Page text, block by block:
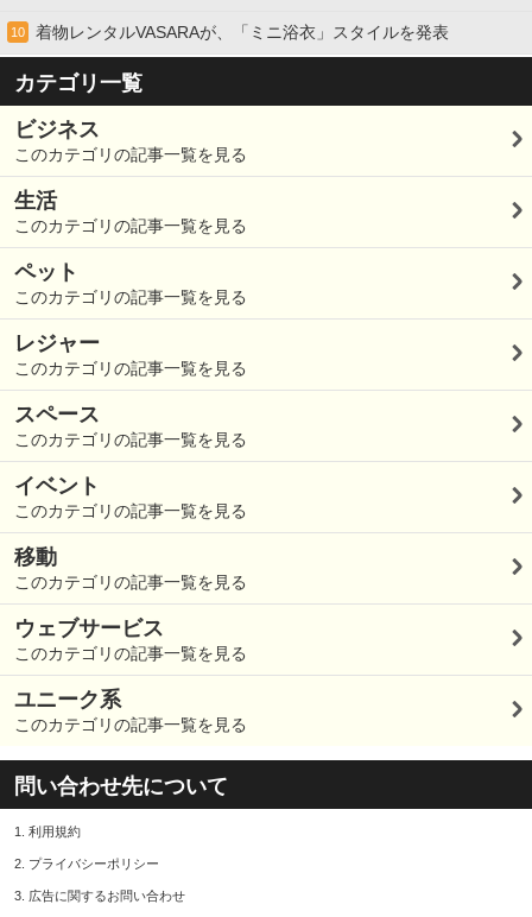
10 着物レンタルVASARAが、「ミニ浴衣」スタイルを発表
カテゴリ一覧
ビジネス
このカテゴリの記事一覧を見る
生活
このカテゴリの記事一覧を見る
ペット
このカテゴリの記事一覧を見る
レジャー
このカテゴリの記事一覧を見る
スペース
このカテゴリの記事一覧を見る
イベント
このカテゴリの記事一覧を見る
移動
このカテゴリの記事一覧を見る
ウェブサービス
このカテゴリの記事一覧を見る
ユニーク系
このカテゴリの記事一覧を見る
問い合わせ先について
1. 利用規約
2. プライバシーポリシー
3. 広告に関するお問い合わせ